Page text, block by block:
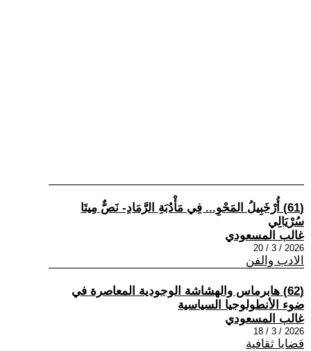
(61) أُرْخَبِيلُ المَحْوِ... فِي مَأْدُبَةِ الرَّمَادِ- نَصٌّ مِيتَا
سُرْيَالِي
غالب المسعودي
2026 / 3 / 20
الادب والفن
(62) هابرماس والهشاشة الوجودية المعاصرة في
ضوء الأنطولوجيا السياسية
غالب المسعودي
2026 / 3 / 18
قضايا ثقافية